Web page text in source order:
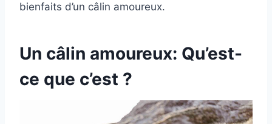
bienfaits d’un câlin amoureux.
Un câlin amoureux: Qu’est-
ce que c’est ?